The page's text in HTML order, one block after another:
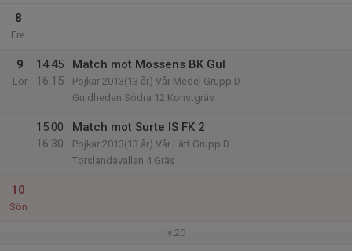
8
Fre
9
Lör
14:45
16:15
Match mot Mossens BK Gul
Pojkar 2013(13 år) Vår Medel Grupp D
Guldheden Södra 12 Konstgräs
15:00
16:30
Match mot Surte IS FK 2
Pojkar 2013(13 år) Vår Lätt Grupp D
Torslandavallen 4 Gräs
10
Sön
v.20